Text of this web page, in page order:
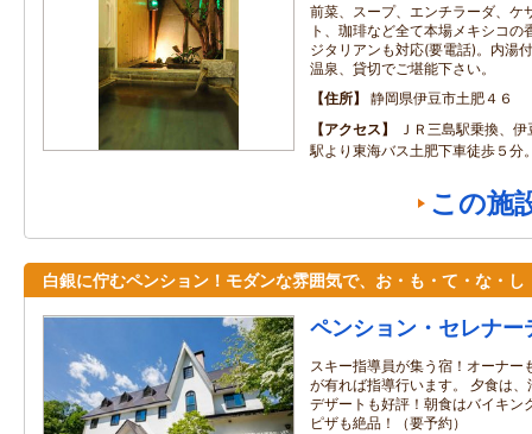
前菜、スープ、エンチラーダ、ケ
ト、珈琲など全て本場メキシコ
ジタリアンも対応(要電話)。内湯
温泉、貸切でご堪能下さい。
住所
静岡県伊豆市土肥４６
アクセス
ＪＲ三島駅乗換、
駅より東海バス土肥下車徒歩５分
この施
白銀に佇むペンション！モダンな雰囲気で、お・も・て・な・し
ペンション・セレナー
スキー指導員が集う宿！オーナー
が有れば指導行います。 夕食は
デザートも好評！朝食はバイキン
ピザも絶品！（要予約）